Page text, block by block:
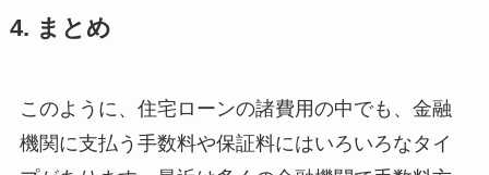
4. まとめ
このように、住宅ローンの諸費用の中でも、金融
機関に支払う手数料や保証料にはいろいろなタイ